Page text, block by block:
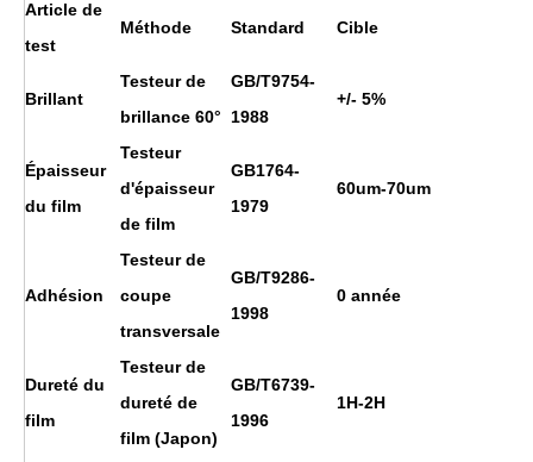
Article de
test
Méthode Standard Cible
Brillant
Testeur de
brillance 60°
GB/T9754-
1988
+/- 5%
Épaisseur
du film
Testeur
d'épaisseur
de film
GB1764-
1979
60um-70um
Adhésion
Testeur de
coupe
transversale
GB/T9286-
1998
0 année
Dureté du
film
Testeur de
dureté de
film (Japon)
GB/T6739-
1996
1H-2H